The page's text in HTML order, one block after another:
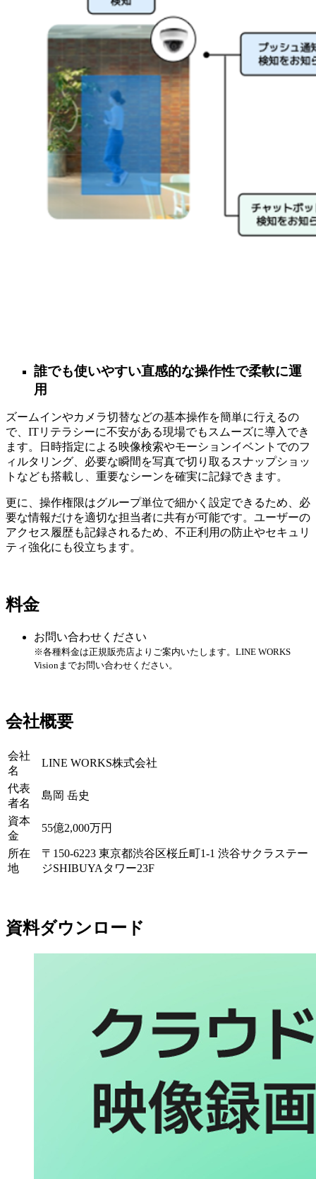
誰でも使いやすい直感的な操作性で柔軟に運
用
ズームインやカメラ切替などの基本操作を簡単に行えるの
で、ITリテラシーに不安がある現場でもスムーズに導入でき
ます。日時指定による映像検索やモーションイベントでのフ
ィルタリング、必要な瞬間を写真で切り取るスナップショッ
トなども搭載し、重要なシーンを確実に記録できます。
更に、操作権限はグループ単位で細かく設定できるため、必
要な情報だけを適切な担当者に共有が可能です。ユーザーの
アクセス履歴も記録されるため、不正利用の防止やセキュリ
ティ強化にも役立ちます。
料金
お問い合わせください
※各種料金は正規販売店よりご案内いたします。LINE WORKS
Visionまでお問い合わせください。
会社概要
会社
名
LINE WORKS株式会社
代表
者名
島岡 岳史
資本
金
55億2,000万円
所在
地
〒150-6223 東京都渋谷区桜丘町1-1 渋谷サクラステー
ジSHIBUYAタワー23F
資料ダウンロード